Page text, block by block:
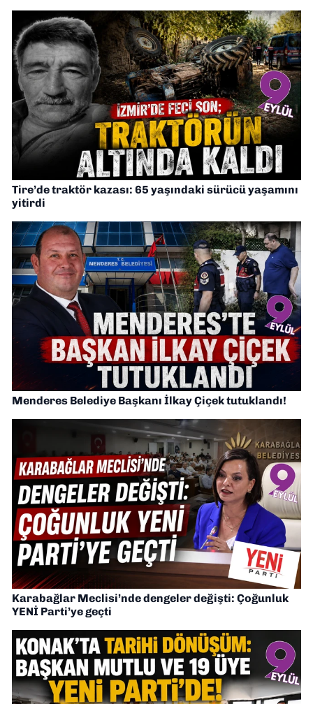
Tire’de traktör kazası: 65 yaşındaki sürücü yaşamını
yitirdi
Menderes Belediye Başkanı İlkay Çiçek tutuklandı!
Karabağlar Meclisi’nde dengeler değişti: Çoğunluk
YENİ Parti’ye geçti